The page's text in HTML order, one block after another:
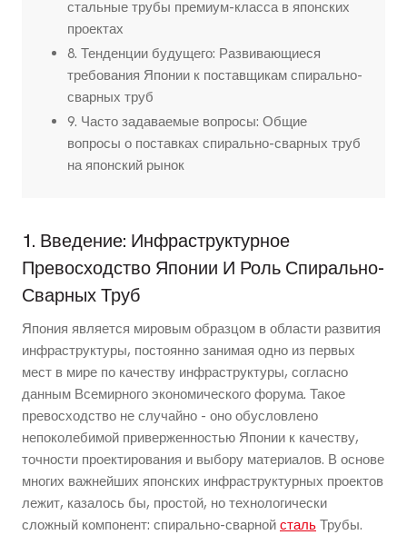
стальные трубы премиум-класса в японских
проектах
8. Тенденции будущего: Развивающиеся
требования Японии к поставщикам спирально-
сварных труб
9. Часто задаваемые вопросы: Общие
вопросы о поставках спирально-сварных труб
на японский рынок
1. Введение: Инфраструктурное
Превосходство Японии И Роль Спирально-
Сварных Труб
Япония является мировым образцом в области развития
инфраструктуры, постоянно занимая одно из первых
мест в мире по качеству инфраструктуры, согласно
данным Всемирного экономического форума. Такое
превосходство не случайно - оно обусловлено
непоколебимой приверженностью Японии к качеству,
точности проектирования и выбору материалов. В основе
многих важнейших японских инфраструктурных проектов
лежит, казалось бы, простой, но технологически
сложный компонент: спирально-сварной сталь Трубы.